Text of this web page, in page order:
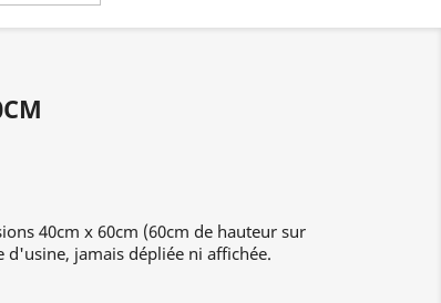
40cm x 60cm (60cm de hauteur sur
d'usine, jamais dépliée ni affichée.